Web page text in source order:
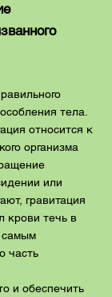
тела.
относится к
организма
или
гравитация
крови течь в
самым
часть
и обеспечить